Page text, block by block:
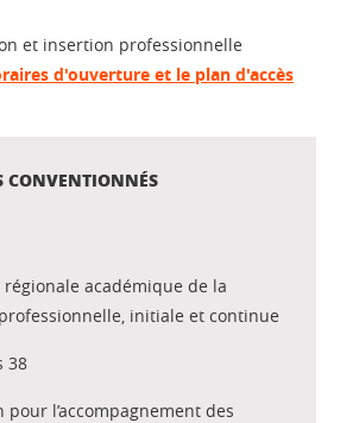
et insertion professionnelle
d'ouverture et le plan d'accès
CONVENTIONNÉS
régionale académique de la
initiale et continue
38
pour l’accompagnement des